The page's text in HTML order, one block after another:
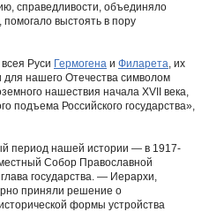
справедливости, объединяло
выстоять в пору
Руси Гермогена и Филарета, их
для нашего Отечества символом
нашествия начала XVII века,
подъема Российского государства»,
период нашей истории ― в 1917-
Собор Православной
государства. ― Иерархи,
приняли решение о
формы устройства